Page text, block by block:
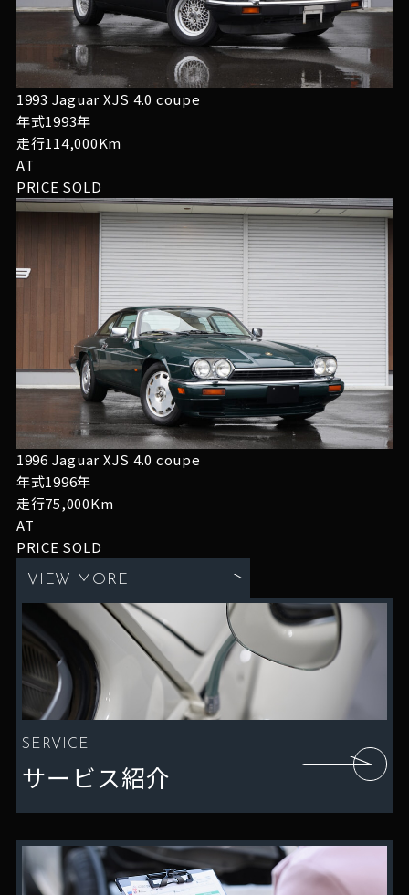
1993 Jaguar XJS 4.0 coupe
年式1993年
走行114,000Km
AT
PRICE SOLD
1996 Jaguar XJS 4.0 coupe
年式1996年
走行75,000Km
AT
PRICE SOLD
VIEW MORE
SERVICE
サービス紹介